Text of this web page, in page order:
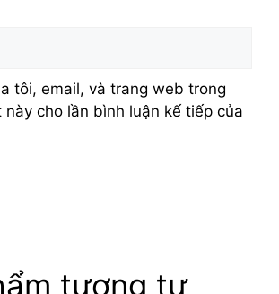
tôi, email, và trang web trong
cho lần bình luận kế tiếp của
tương tự